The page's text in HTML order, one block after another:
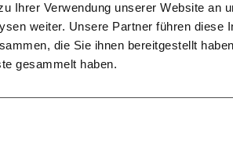
Ihrer Verwendung unserer Website an
weiter. Unsere Partner führen diese
die Sie ihnen bereitgestellt
gesammelt haben.